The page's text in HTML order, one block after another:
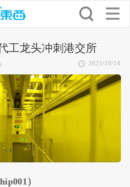
工龙头冲刺港交所
2025/10/14
）